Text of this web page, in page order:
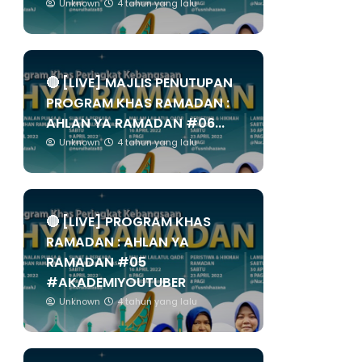
Unknown 4 tahun yang lalu
🔴 [LIVE] MAJLIS PENUTUPAN
PROGRAM KHAS RAMADAN :
AHLAN YA RAMADAN #06...
Unknown 4 tahun yang lalu
🔴 [LIVE] PROGRAM KHAS
RAMADAN : AHLAN YA
RAMADAN #05
#AKADEMIYOUTUBER
Unknown 4 tahun yang lalu